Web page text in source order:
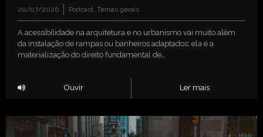
20/07/2026 Podcast, Temas gerais
A acessibilidade na arquitetura e no urbanismo vai muito além
da instalação de rampas ou banheiros adaptados; ela é a
materialização do direito fundamental de…
Ouvir Ler mais